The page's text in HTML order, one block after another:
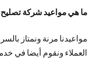
ما هي مواعيد شركة تصليح
مواعيدنا مرنة ونمتاز
العملاء ونقوم أيضا في